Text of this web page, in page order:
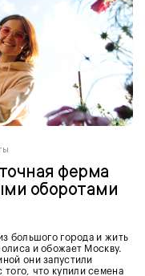
ферма
оборотами
большого города и жить
и обожает Москву.
они запустили
того, что купили семена